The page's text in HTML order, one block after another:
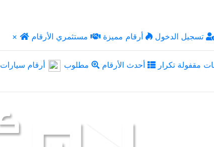
× تسجيل الدخول أرقام مميزة مستثمري الأرقام
مقفولة تكرار أحدث الأرقام مطلوب أرقام سيارات